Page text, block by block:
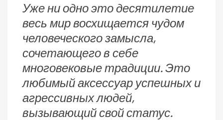
Уже ни одно это десятилетие
весь мир восхищается чудом
человеческого замысла,
сочетающего в себе
многовековые традиции. Это
любимый аксессуар успешных и
агрессивных людей,
вызывающий свой статус.